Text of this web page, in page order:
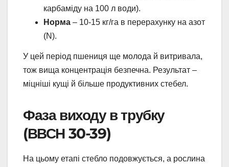
карбаміду на 100 л води).
Норма – 10-15 кг/га в перерахунку на азот
(N).
У цей період пшениця ще молода й витривала,
тож вища концентрація безпечна. Результат –
міцніші кущі й більше продуктивних стебел.
Фаза виходу в трубку
(ВВСН 30-39)
На цьому етапі стебло подовжується, а рослина